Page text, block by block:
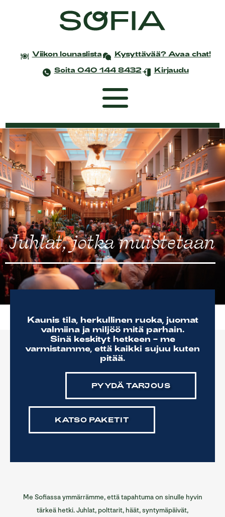
Viikon lounaslista
Kysyttävää? Avaa chat!
Soita 040 144 8432
Kirjaudu
Etusivu
Coworking
Tapahtumat ja kokoukset
Yksityistilaisuudet
Juhlat
Sofian ravintolat
Sofian tilat
Info/Historia
English
Juhlat, jotka muistetaan
Kaunis tila, herkullinen ruoka, juomat
valmiina ja miljöö mitä parhain.
Sinä keskityt hetkeen – me
varmistamme, että kaikki sujuu kuten
pitää.
PYYDÄ TARJOUS
KATSO PAKETIT
Me Sofiassa ymmärrämme, että tapahtuma on sinulle hyvin
tärkeä hetki. Juhlat, polttarit, häät, syntymäpäivät,